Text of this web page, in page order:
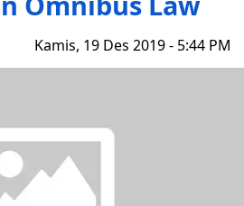
Kamis, 19 Des 2019 - 5:44 PM